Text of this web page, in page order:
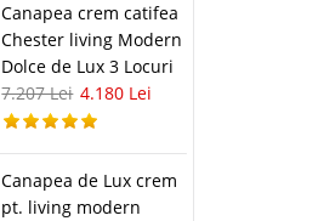
Canapea crem catifea
Chester living Modern
Dolce de Lux 3 Locuri
7.207 Lei 4.180 Lei
Canapea de Lux crem
pt. living modern